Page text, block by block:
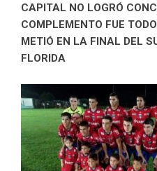
CAPITAL NO LOGRÓ
COMPLEMENTO FUE
METIÓ EN LA FINAL DEL
FLORIDA